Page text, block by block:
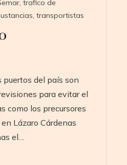
, trafico de
, transportistas
puertos del país son
para evitar el
como los precursores
Lázaro Cárdenas
el…